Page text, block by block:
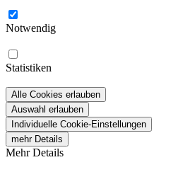
Notwendig
Statistiken
Alle Cookies erlauben
Auswahl erlauben
Individuelle Cookie-Einstellungen
mehr Details
Mehr Details